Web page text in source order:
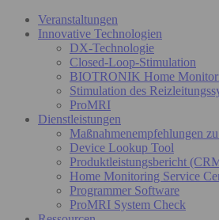
Veranstaltungen
Innovative Technologien
DX-Technologie
Closed-Loop-Stimulation
BIOTRONIK Home
Stimulation des
ProMRI
Dienstleistungen
Maßnahmenempfehlungen
Device Lookup Tool
Produktleistungsbericht
Home Monitoring Service
Programmer Software
ProMRI System Check